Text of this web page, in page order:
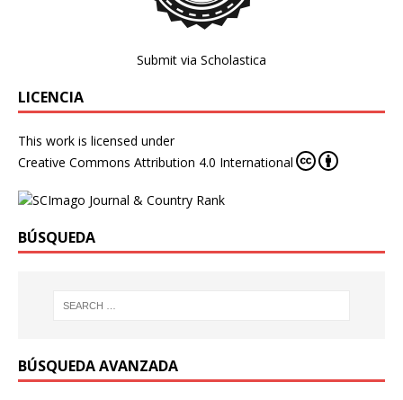
Submit via Scholastica
LICENCIA
This work is licensed under
Creative Commons Attribution 4.0 International
BÚSQUEDA
BÚSQUEDA AVANZADA